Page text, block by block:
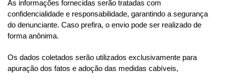
As informações fornecidas serão tratadas com
confidencialidade e responsabilidade, garantindo a segurança
do denunciante. Caso prefira, o envio pode ser realizado de
forma anônima.
Os dados coletados serão utilizados exclusivamente para
apuração dos fatos e adoção das medidas cabíveis,